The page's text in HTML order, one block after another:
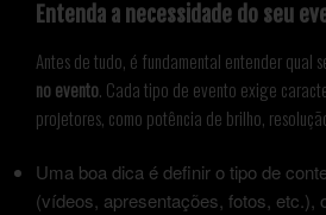
Entenda a necessidade do seu
Antes de tudo, é fundamental entender qual
no evento. Cada tipo de evento exige
projetores, como potência de brilho,
Uma boa dica é definir o tipo de
(vídeos, apresentações, fotos, etc.),